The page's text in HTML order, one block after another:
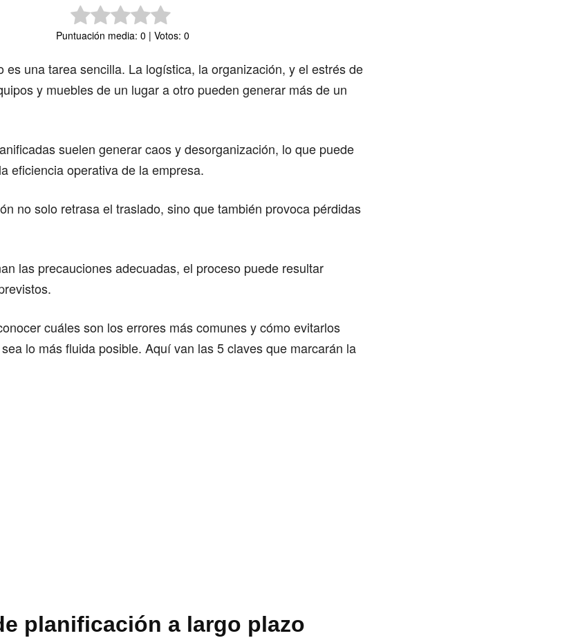
Puntuación media: 0 | Votos: 0
es una tarea sencilla. La logística, la organización, y el estrés de
y muebles de un lugar a otro pueden generar más de un
suelen generar caos y desorganización, lo que puede
eficiencia operativa de la empresa.
no solo retrasa el traslado, sino que también provoca pérdidas
las precauciones adecuadas, el proceso puede resultar
cuáles son los errores más comunes y cómo evitarlos
lo más fluida posible. Aquí van las 5 claves que marcarán la
planificación a largo plazo